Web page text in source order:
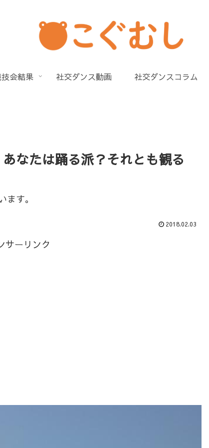
会結果 社交ダンス動画 社交ダンスコラム
なたは踊る派？それとも観る
す。
2018.02.03
サーリンク